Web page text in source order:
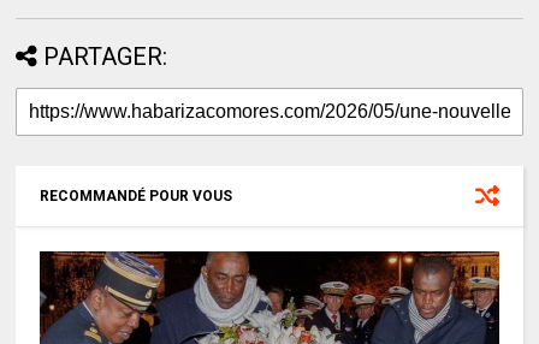
PARTAGER:
RECOMMANDÉ POUR VOUS